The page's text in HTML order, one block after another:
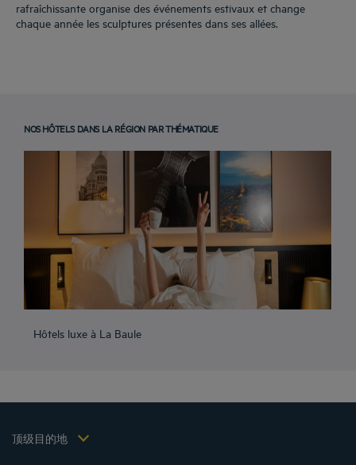
rafraîchissante organise des événements estivaux et change
chaque année les sculptures présentes dans ses allées.
NOS HÔTELS DANS LA RÉGION PAR THÉMATIQUE
Hôtels luxe à La Baule
顶级目的地
成都酒店
昆明酒店
上海酒店
Hôtels Saint-Malo
个人数据政策